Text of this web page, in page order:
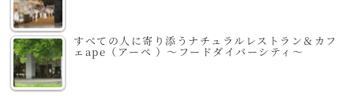
すべての人に寄り添うナチュラルレストラン＆カフ
ェape（アーペ ）～フードダイバーシティ～